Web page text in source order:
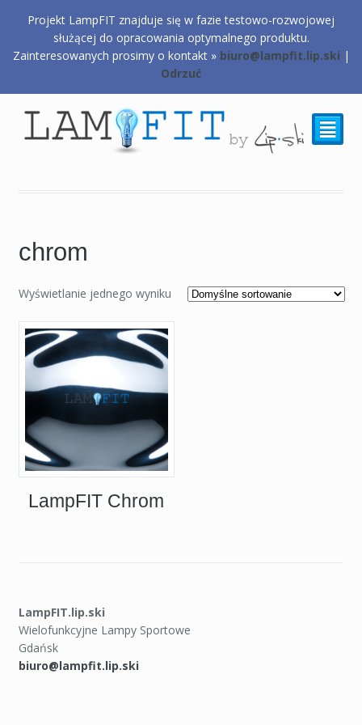
0,00 zł
²
chrom
Wyświetlanie jednego wyniku
LampFIT Chrom
LampFIT.lip.ski
Wielofunkcyjne Lampy Sportowe
Gdańsk
biuro@lampfit.lip.ski
Projekt LampFIT znajduje się w fazie testowo-rozwojowej
służącej do opracowania optymalnego produktu.
Zainteresowanych prosimy o kontakt » biuro@lampfit.lip.ski |
Odrzuć